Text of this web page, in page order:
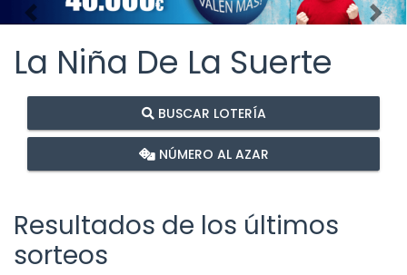
Imagen anterior
La Niña De La Suerte
BUSCAR LOTERÍA
NÚMERO AL AZAR
Resultados de los últimos
sorteos